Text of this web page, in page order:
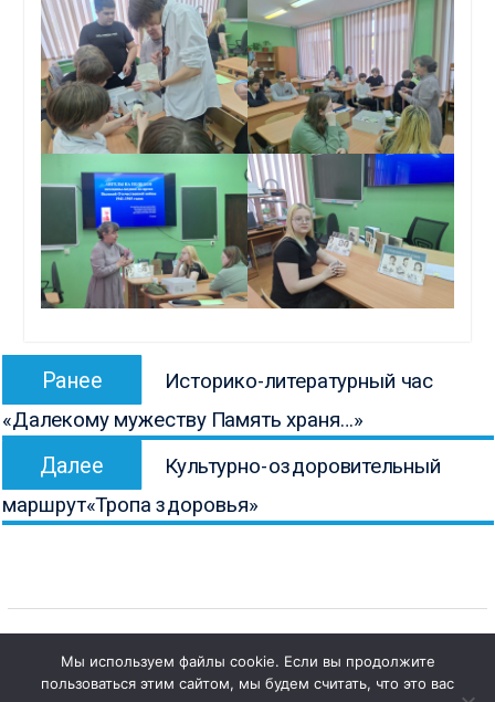
Навигация
записям
Ранее
запись:
Историко-литературный час
«Далекому мужеству Память храня…»
Далее
запись:
Культурно-оздоровительный
маршрут«Тропа здоровья»
Copyright © Все права защищены.
Мы используем файлы cookie. Если вы продолжите
пользоваться этим сайтом, мы будем считать, что это вас
1